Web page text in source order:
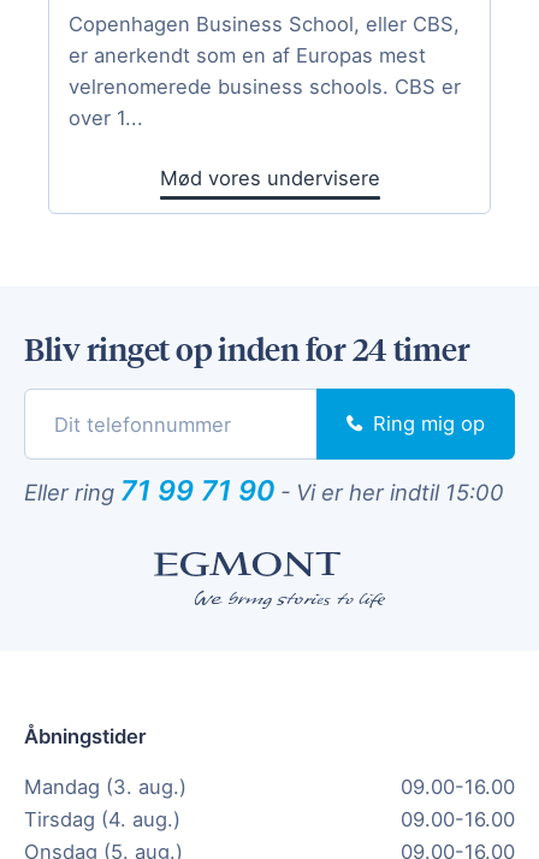
Copenhagen Business School, eller CBS,
er anerkendt som en af Europas mest
velrenomerede business schools. CBS er
over 1...
Mød vores undervisere
Bliv ringet op inden for 24 timer
Ring mig op
Eller ring 71 99 71 90 - Vi er her indtil 15:00
Åbningstider
Mandag (3. aug.)
09.00-16.00
Tirsdag (4. aug.)
09.00-16.00
Onsdag (5. aug.)
09.00-16.00